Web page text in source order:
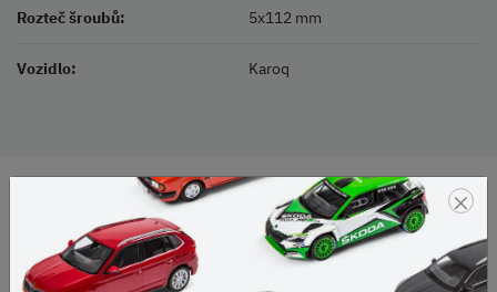
Rozteč šroubů: 5x112 mm
Vozidlo: Karoq
DOPRAVA ZDARMA
OD 2500 KČ
VELKÝ VÝBĚR
ZNAČEK
×